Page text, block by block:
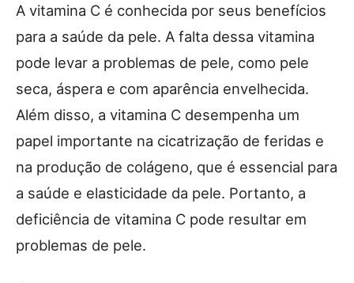
A vitamina C é conhecida por seus benefícios
para a saúde da pele. A falta dessa vitamina
pode levar a problemas de pele, como pele
seca, áspera e com aparência envelhecida.
Além disso, a vitamina C desempenha um
papel importante na cicatrização de feridas e
na produção de colágeno, que é essencial para
a saúde e elasticidade da pele. Portanto, a
deficiência de vitamina C pode resultar em
problemas de pele.